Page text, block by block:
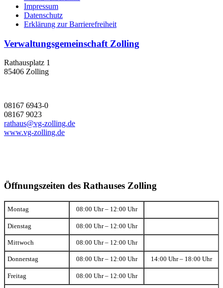
Impressum
Datenschutz
Erklärung zur Barrierefreiheit
Verwaltungsgemeinschaft Zolling
Rathausplatz 1
85406 Zolling
08167 6943-0
08167 9023
rathaus@vg-zolling.de
www.vg-zolling.de
Öffnungszeiten des Rathauses Zolling
Montag 08:00 Uhr – 12:00 Uhr
Dienstag 08:00 Uhr – 12:00 Uhr
Mittwoch 08:00 Uhr – 12:00 Uhr
Donnerstag 08:00 Uhr – 12:00 Uhr 14:00 Uhr – 18:00 Uhr
Freitag 08:00 Uhr – 12:00 Uhr